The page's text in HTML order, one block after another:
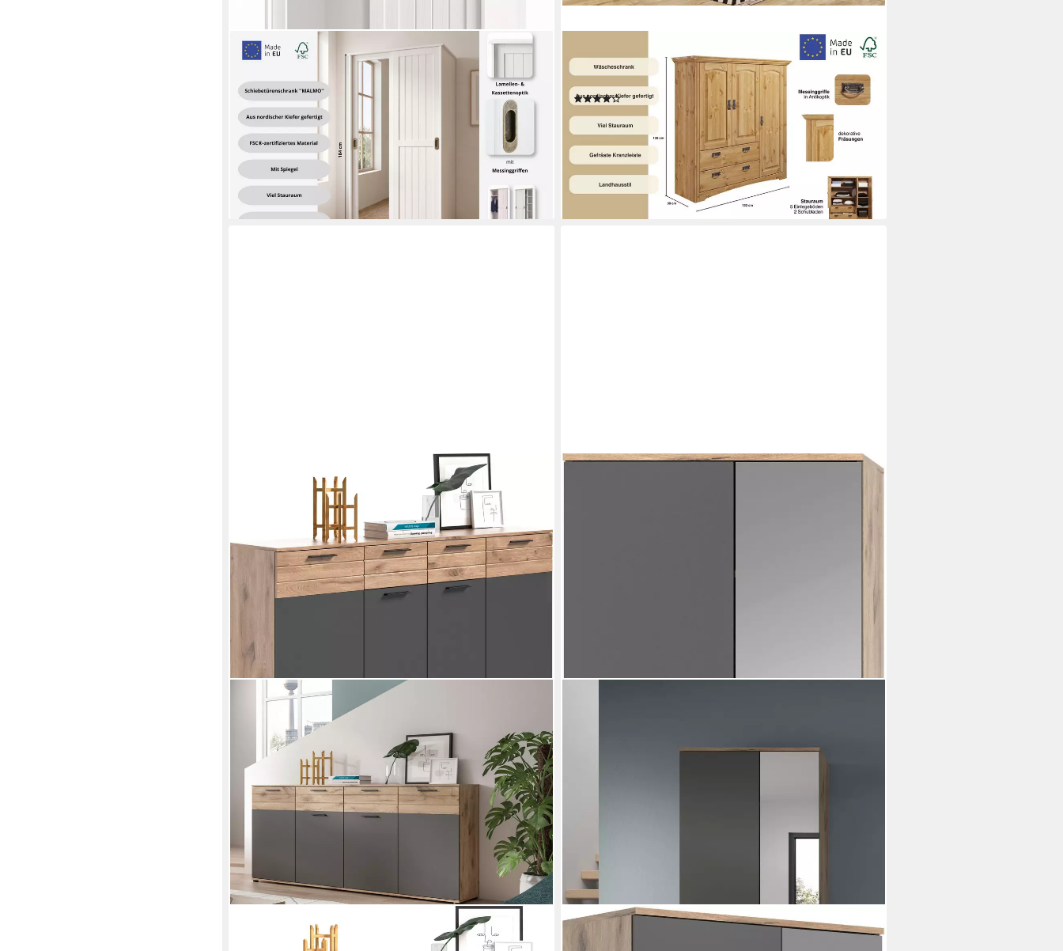
OTTO HOME
Garderobenschrank Malmö Mehrzweckschrank mit
Schiebetüren und Spiegel (B/T/H: 93/37/184 cm) aus
massiver FSC®-zertifizierter Kiefer, B/T/H 93/37/187 cm
399,99 € UVP566,99 €
-29%
lieferbar in 6 Wochen
Wäscheschrank Konrad (2 Breiten: 94/133 cm H/T ca.
132/39 cm) aus massiver Kiefer, mit viel Stauraum
(7)
475,96 € UVP720,99 €
-34%
lieferbar in 3 Wochen
HOME AFFAIRE
Sideboard Riga, Breite 180cm, 4 Türen, 2 Schubkästen, 6
Garderobenschrank Riga, Höhe 200 cm, 2 Türen, 4